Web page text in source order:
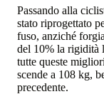
Passando alla
stato riprogettato
fuso, anziché
del 10% la rigidità
tutte queste
scende a 108 kg,
precedente.